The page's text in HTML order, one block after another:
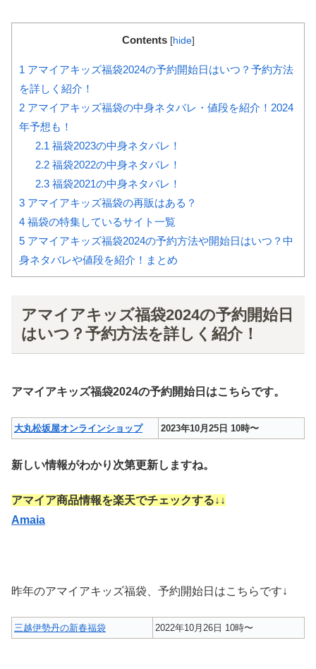
Contents [hide]
1 アマイアキッズ福袋2024の予約開始日はいつ？予約方法
を詳しく紹介！
2 アマイアキッズ福袋の中身ネタバレ・値段を紹介！2024
年予想も！
2.1 福袋2023の中身ネタバレ！
2.2福袋2022の中身ネタバレ！
2.3福袋2021の中身ネタバレ！
3 アマイアキッズ福袋の再販はある？
4 福袋の特集しているサイト一覧
5 アマイアキッズ福袋2024の予約方法や開始日はいつ？中
身ネタバレや値段を紹介！まとめ
アマイアキッズ福袋2024の予約開始日
はいつ？予約方法を詳しく紹介！
アマイアキッズ福袋2024の予約開始日はこちらです。
大丸松坂屋オンラインショップ 2023年10月25日 10時〜
新しい情報がわかり次第更新しますね。
アマイア商品情報を楽天でチェックする↓↓
Amaia
昨年のアマイアキッズ福袋、予約開始日はこちらです↓
三越伊勢丹の新春福袋 2022年10月26日 10時〜